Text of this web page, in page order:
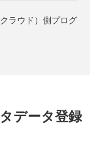
ラウド）側プログ
データ登録